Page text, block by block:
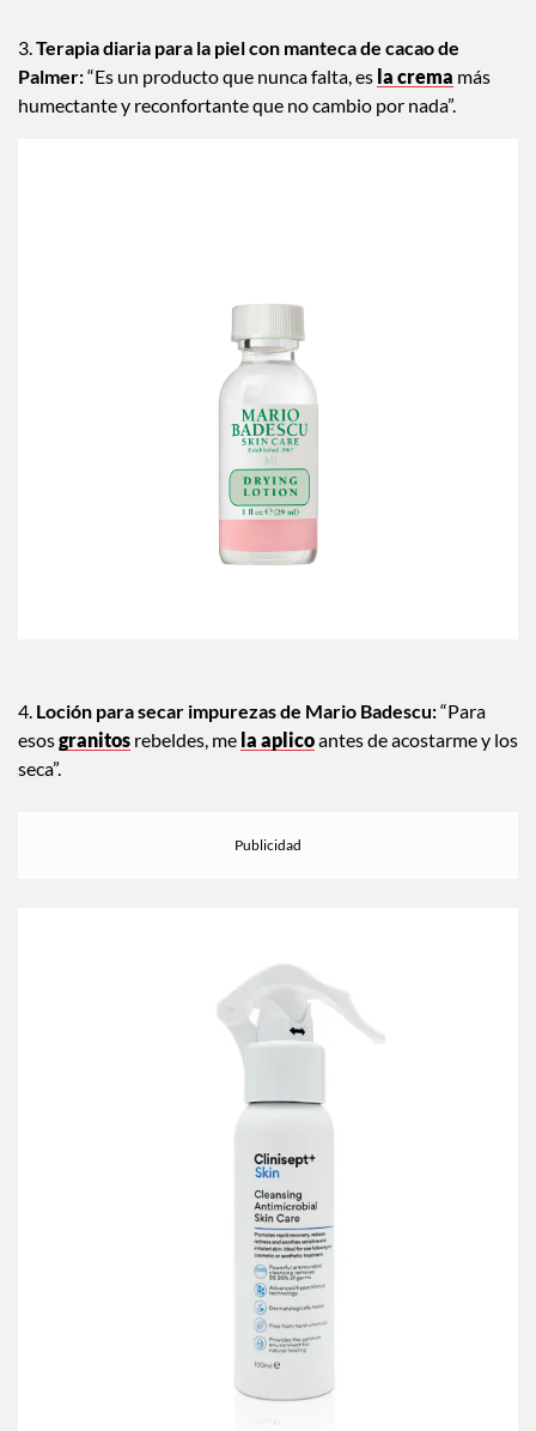
3.Terapia diaria para la piel con manteca de cacao de
Palmer:“Es un producto que nunca falta, es la crema más
humectante y reconfortante que no cambio por nada”.
4. Loción para secar impurezas de Mario Badescu:“Para
esosgranitos rebeldes, me la aplicoantes de acostarme y los
seca”.